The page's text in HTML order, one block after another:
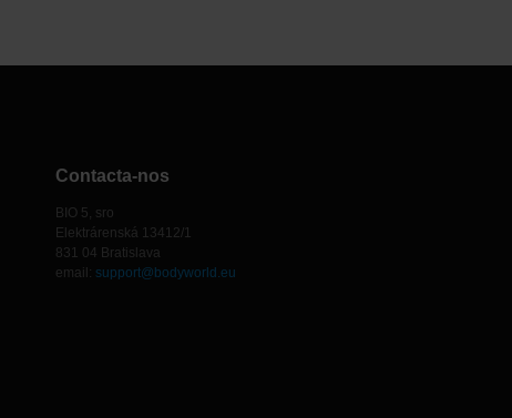
Contacta-nos
BIO 5, sro
Elektrárenská 13412/1
831 04 Bratislava
email: support@bodyworld.eu